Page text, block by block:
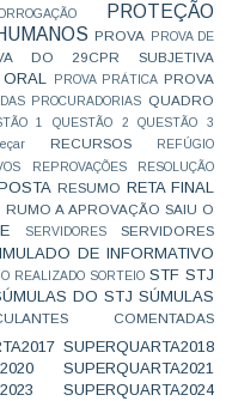
PROTEÇÃO
PROVA
PROVA DE
DO 29CPR SUBJETIVA
ORAL PROVA PRÁTICA PROVA
PROCURADORIAS
QUADRO
1 QUESTÃO 2 QUESTÃO 3
RECURSOS REFÚGIO
REPROVAÇÕES
RESOLUÇÃO
RESUMO RETA FINAL
RUMO A APROVAÇÃO SAIU O
SERVIDORES
SERVIDORES
DE INFORMATIVO
REALIZADO SORTEIO STF STJ
DO STJ SÚMULAS
COMENTADAS
SUPERQUARTA2018
SUPERQUARTA2021
SUPERQUARTA2024